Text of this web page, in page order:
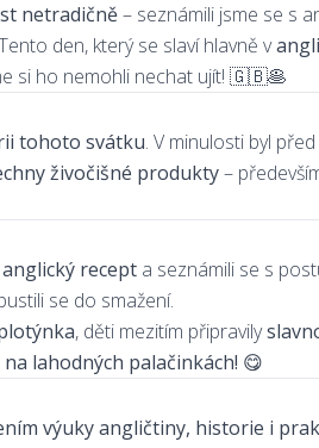
netradičně– seznámili jsme se s
den, který se slaví hlavně v
si ho nemohli nechat ujít! 🇬🇧🥞
tohoto svátku. V minulosti byl
živočišné produkty–
recept a seznámili se s
se do smažení.
, děti mezitím připravily
lahodných palačinkách! 😋
výuky angličtiny, historie i